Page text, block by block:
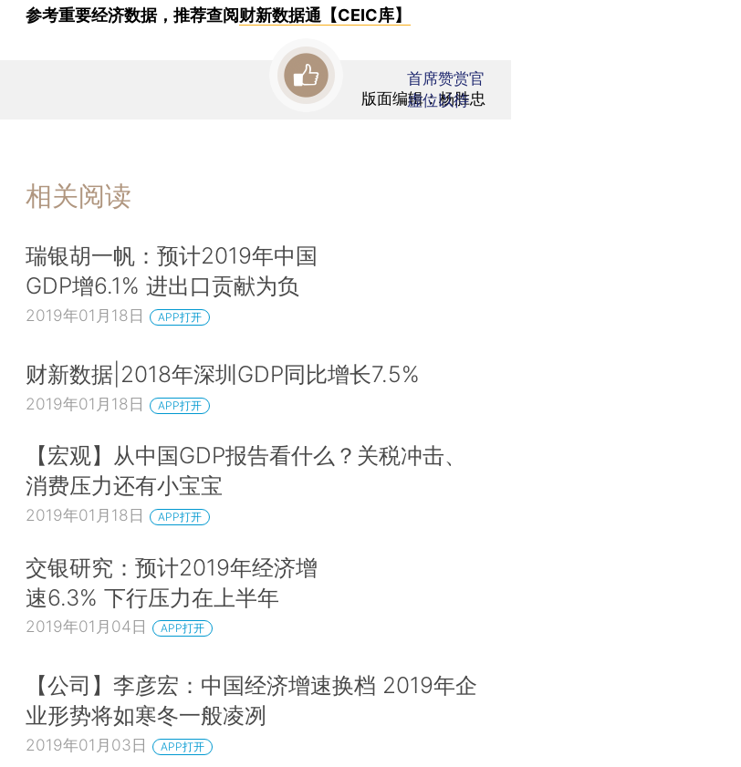
参考重要经济数据，推荐查阅财新数据通【CEIC库】
版面编辑：杨胜忠
首席赞赏官
虚位以待
相关阅读
瑞银胡一帆：预计2019年中国
GDP增6.1% 进出口贡献为负
2019年01月18日 APP打开
财新数据|2018年深圳GDP同比增长7.5%
2019年01月18日 APP打开
【宏观】从中国GDP报告看什么？关税冲击、
消费压力还有小宝宝
2019年01月18日 APP打开
交银研究：预计2019年经济增
速6.3% 下行压力在上半年
2019年01月04日 APP打开
【公司】李彦宏：中国经济增速换档 2019年企
业形势将如寒冬一般凌冽
2019年01月03日 APP打开